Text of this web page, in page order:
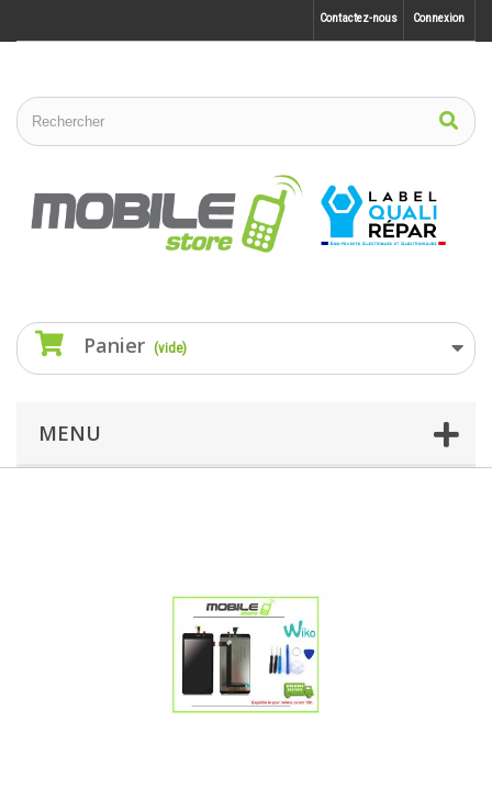
Connexion
Contactez-nous
Panier (vide)
MENU